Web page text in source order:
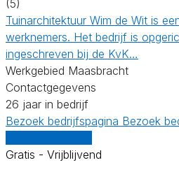
(5)
Tuinarchitektuur Wim de Wit is
werknemers. Het bedrijf is
ingeschreven bij de KvK…
Werkgebied Maasbracht
Contactgegevens
26 jaar in bedrijf
Bezoek bedrijfspagina Bezoek
Gratis - Vrijblijvend